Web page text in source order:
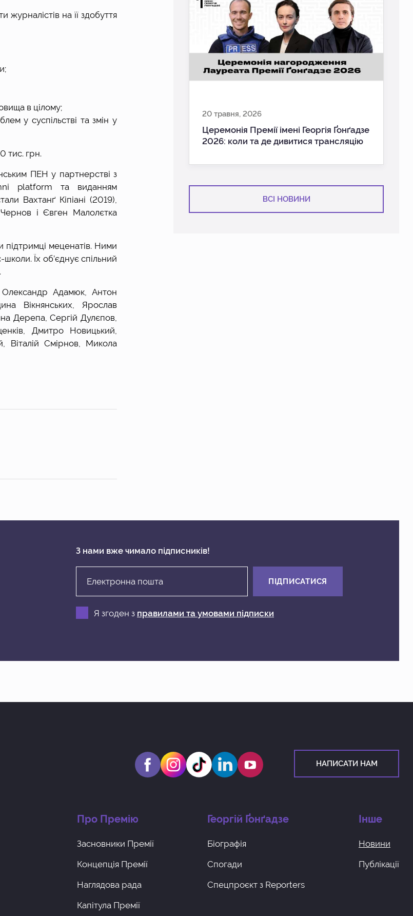
на її здобуття
в цілому;
у суспільстві та змін у
тис. грн.
ПЕН у партнерстві з
platform та виданням
Вахтанґ Кіпіані (2019),
і Євген Малолєтка
підтримці меценатів. Ними
Їх об’єднує спільний
Адамюк, Антон
Вікнянських, Ярослав
Дерепа, Сергій Дулєпов,
Дмитро Новицький,
Смірнов, Микола
20 травня, 2026
Церемонія Премії імені Георгія Ґонґадзе
2026: коли та де дивитися трансляцію
ВСІ НОВИНИ
З нами вже чимало підписників!
ПІДПИСАТИСЯ
Я згоден з правилами та умовами підписки
НАПИСАТИ НАМ
Про Премію
Засновники Премії
Концепція Премії
Наглядова рада
Капітула Премії
Георгiй Ґонґадзе
Біографія
Спогади
Спецпроєкт з Reporters
Інше
Новини
Публікації